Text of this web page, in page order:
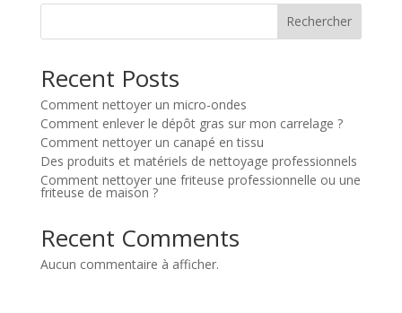
Rechercher
Recent Posts
Comment nettoyer un micro-ondes
Comment enlever le dépôt gras sur mon carrelage ?
Comment nettoyer un canapé en tissu
Des produits et matériels de nettoyage professionnels
Comment nettoyer une friteuse professionnelle ou une
friteuse de maison ?
Recent Comments
Aucun commentaire à afficher.